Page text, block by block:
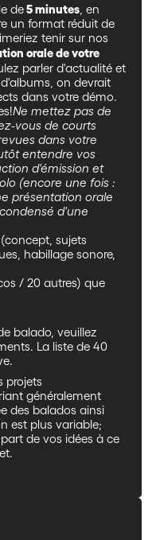
de5 minutes, en
un format réduit de
tenir sur nos
orale de votre
parler d'actualité et
on devrait
dans votre démo.
Ne mettez pas de
vous de courts
dans votre
entendre vos
d'émission et
(encore une fois :
présentation orale
d'une
sujets
habillage sonore,
/ 20 autres) que
balado, veuillez
La liste de 40
projets
généralement
des balados ainsi
est plus variable;
de vos idées à ce